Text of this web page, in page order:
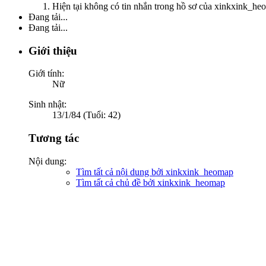
Hiện tại không có tin nhắn trong hồ sơ của
Đang tải...
Đang tải...
Giới thiệu
Giới tính:
Nữ
Sinh nhật:
13/1/84 (Tuổi: 42)
Tương tác
Nội dung:
Tìm tất cả nội dung bởi xinkxink_heomap
Tìm tất cả chủ đề bởi xinkxink_heomap